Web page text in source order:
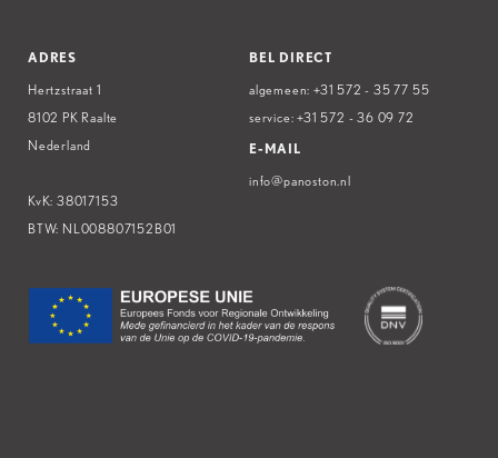
ADRES
Hertzstraat 1
8102 PK Raalte
Nederland
KvK: 38017153
BTW: NL008807152B01
BEL DIRECT
algemeen: +31 572 - 35 77 55
service:+31 572 - 36 09 72
E-MAIL
info@panoston.nl